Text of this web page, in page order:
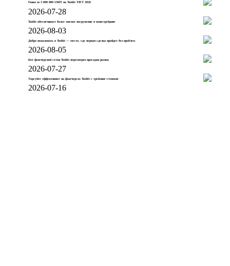
Гонка за 3 000 000 USDT на Toobit TIFT 2026
2026-07-28
Toobit обеспечивает более мягкое погружение в копи-трейдинг
2026-08-03
Добро пожаловать в Toobit — место, где первая сделка пройдет без проблем
2026-08-05
Бот фьючерсной сетки Toobit перехитрил просадки рынка
2026-07-27
Торгуйте эффективнее на фьючерсах Toobit с трейлинг-стопами
2026-07-16